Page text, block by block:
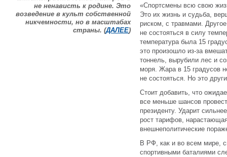
не ненависть к родине. Это
возведение в культ собственной
никчемности, но в масштабах
страны. (ДАЛЕЕ)
«Спортсмены всю свою
Это их жизнь и судьба,
риском, с травмами.
не состояться в силу
температура была 15
это произошло из-за
тоннель, вырубили лес и
моря. Жара в 15 градусов
не состояться. Но это
Стоит добавить, что
все меньше шансов
президенту. Ударит
рост тарифов,
внешнеполитические
В РФ, как и во всем мире,
спортивными баталиями